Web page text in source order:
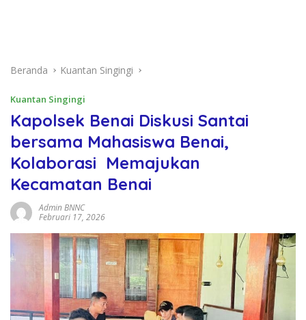
Beranda Kuantan Singingi
Kuantan Singingi
Kapolsek Benai Diskusi Santai
bersama Mahasiswa Benai,
Kolaborasi Memajukan
Kecamatan Benai
Admin BNNC
Februari 17, 2026